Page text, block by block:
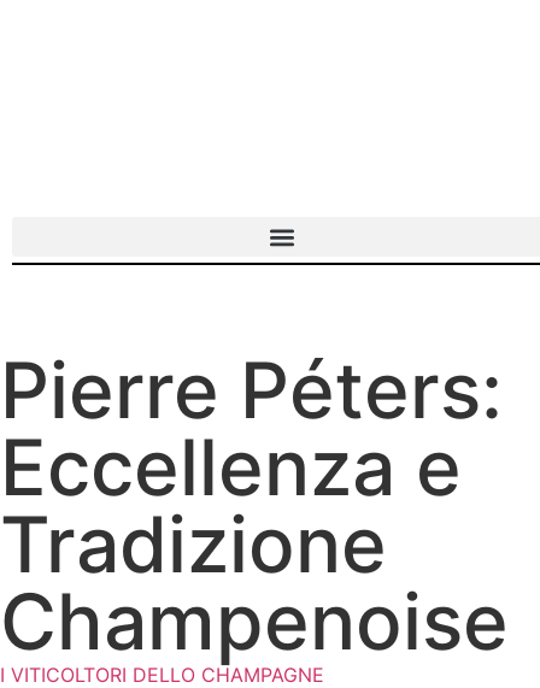
Pierre Péters:
Eccellenza e
Tradizione
Champenoise
I VITICOLTORI DELLO CHAMPAGNE